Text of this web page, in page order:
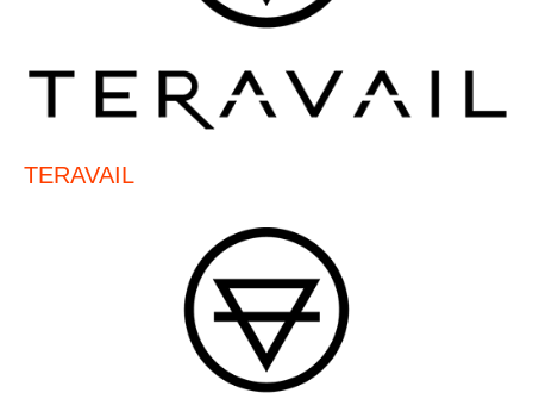
TERAVAIL